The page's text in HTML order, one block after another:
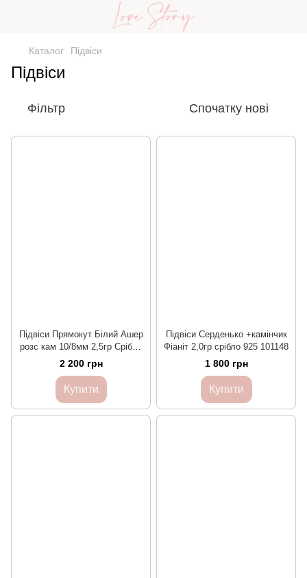
Каталог Підвіси
Підвіси
Фільтр Спочатку нові
Підвіси Прямокут Білий Ашер
розс кам 10/8мм 2,5гр Срібло
925 101204
2 200 грн
Купити
Підвіси Серденько +камінчик
Фіаніт 2,0гр срібло 925 101148
1 800 грн
Купити